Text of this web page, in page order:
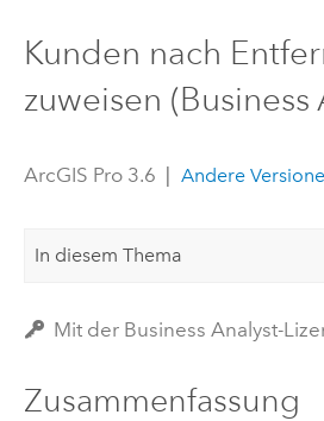
Kunden nach
zuweisen (Business
ArcGIS Pro 3.6 | Andere
In diesem Thema
Mit der Business Analyst-
Zusammenfassung